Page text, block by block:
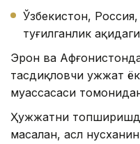
Ўзбекистон,
туғилганлик
Эрон ва
тасдиқловчи ҳужжат
муассасаси
Ҳужжатни
масалан, асл